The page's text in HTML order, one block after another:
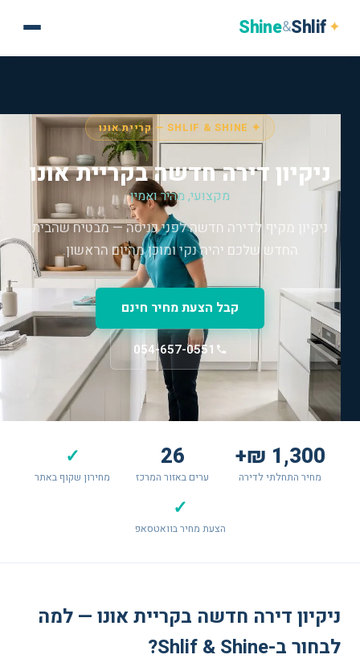
✦
Shlif
&
Shine
✦ SHLIF & SHINE — קריית אונו
ניקיון דירה חדשה בקריית אונו
מקצועי, מהיר ואמין
ניקיון מקיף לדירה חדשה לפני כניסה — מבטיח שהבית
החדש שלכם יהיה נקי ומוכן מהיום הראשון.
קבל הצעת מחיר חינם
054-657-0551
1,300 ₪+
מחיר התחלתי לדירה
26
ערים באזור המרכז
✓
מחירון שקוף באתר
✓
הצעת מחיר בוואטסאפ
ניקיון דירה חדשה בקריית אונו — למה
לבחור ב-Shlif & Shine?